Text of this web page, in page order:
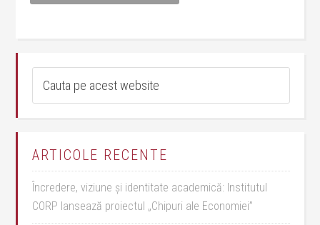
ARTICOLE RECENTE
Încredere, viziune și identitate academică: Institutul
CORP lansează proiectul „Chipuri ale Economiei”